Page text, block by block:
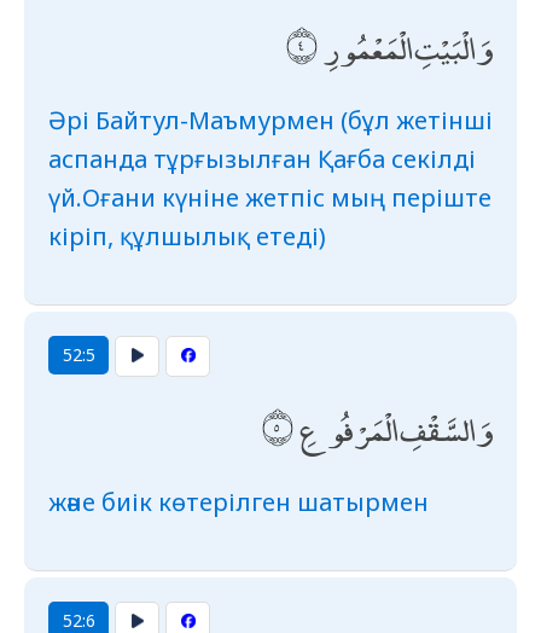
وَالْبَيْتِ الْمَعْمُورِ
Әрі Байтул-Маъмурмен (бұл жетінші
аспанда тұрғызылған Қағба секілді
үй.Оғани күніне жетпіс мың періште
кіріп, құлшылық етеді)
52:5
وَالسَّقْفِ الْمَرْفُوعِ
және биік көтерілген шатырмен
52:6